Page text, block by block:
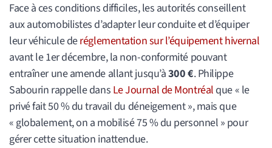
Face à ces conditions difficiles, les autorités conseillent
aux automobilistes d’adapter leur conduite et d’équiper
leur véhicule deréglementation sur l’équipement hivernal
avant le 1er décembre, la non-conformité pouvant
entraîner une amende allant jusqu’à300 €. Philippe
Sabourin rappelle dans Le Journal de Montréal que « le
privé fait 50 % du travail du déneigement », mais que
« globalement, on a mobilisé 75 % du personnel » pour
gérer cette situation inattendue.